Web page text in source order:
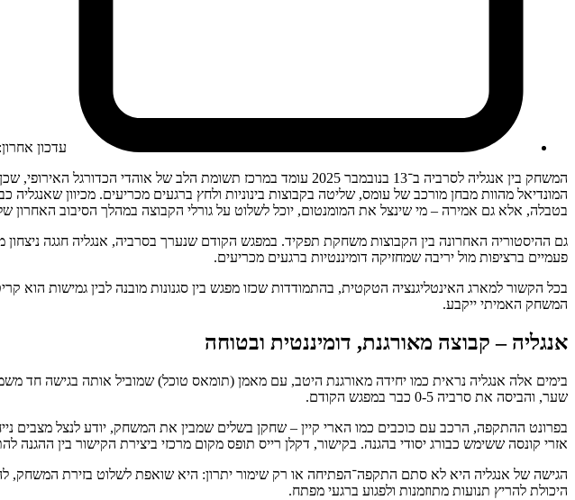
עדכון אחרון:
המונדיאל מהוות מבחן מורכב של עומס, שליטה בקבוצות בינוניות ולחץ ברגעים מכריעים. מכיוון
בטבלה, אלא גם אמירה – מי שינצל את המומנטום, יוכל לשלוט על גורלי הקבוצה במהלך הסיבוב האחרון
פעמיים ברציפות מול יריבה שמחזיקה דומיננטיות ברגעים מכריעים.
בכל הקשור למארג האינטליגנציה הטקטית, בהתמודדות שכזו מפגש בין סגנונות מובנה לבין גמישות הוא
המשחק האמיתי ייקבע.
אנגליה – קבוצה מאורגנת, דומיננטית ובטוחה
בימים אלה אנגליה נראית כמו יחידה מאורגנת היטב, עם מאמן (תומאס טוכל) שמוביל אותה בגישה חד
שער, והביסה את סרביה 0-5 כבר במפגש הקודם.
בפרונט ההתקפה, הרכב עם כוכבים כמו הארי קיין – שחקן בשלים שמבין את המשחק, יודע לנצל מצבים
אזרי קונסה ששימש כבורג יסודי בהגנה. בקישור, דקלן רייס תופס מקום מרכזי ביצירת הקישור בין
הגישה של אנגליה היא לא סתם התקפה־הפתיחה או רק שימור יתרון: היא שואפת לשלוט בזירת המשחק,
היכולת להריץ תנועות מתוזמנות ולפגוע ברגעי מפתח.